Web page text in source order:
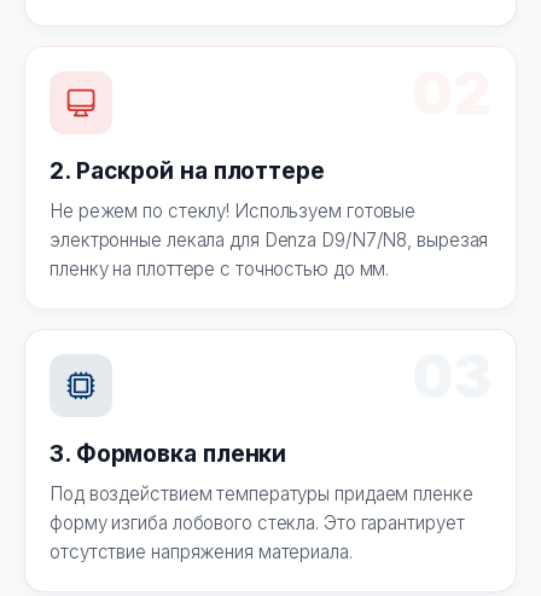
2. Раскрой на плоттере
Не режем по стеклу! Используем готовые
электронные лекала для Denza D9/N7/N8, вырезая
пленку на плоттере с точностью до мм.
3. Формовка пленки
Под воздействием температуры придаем пленке
форму изгиба лобового стекла. Это гарантирует
отсутствие напряжения материала.